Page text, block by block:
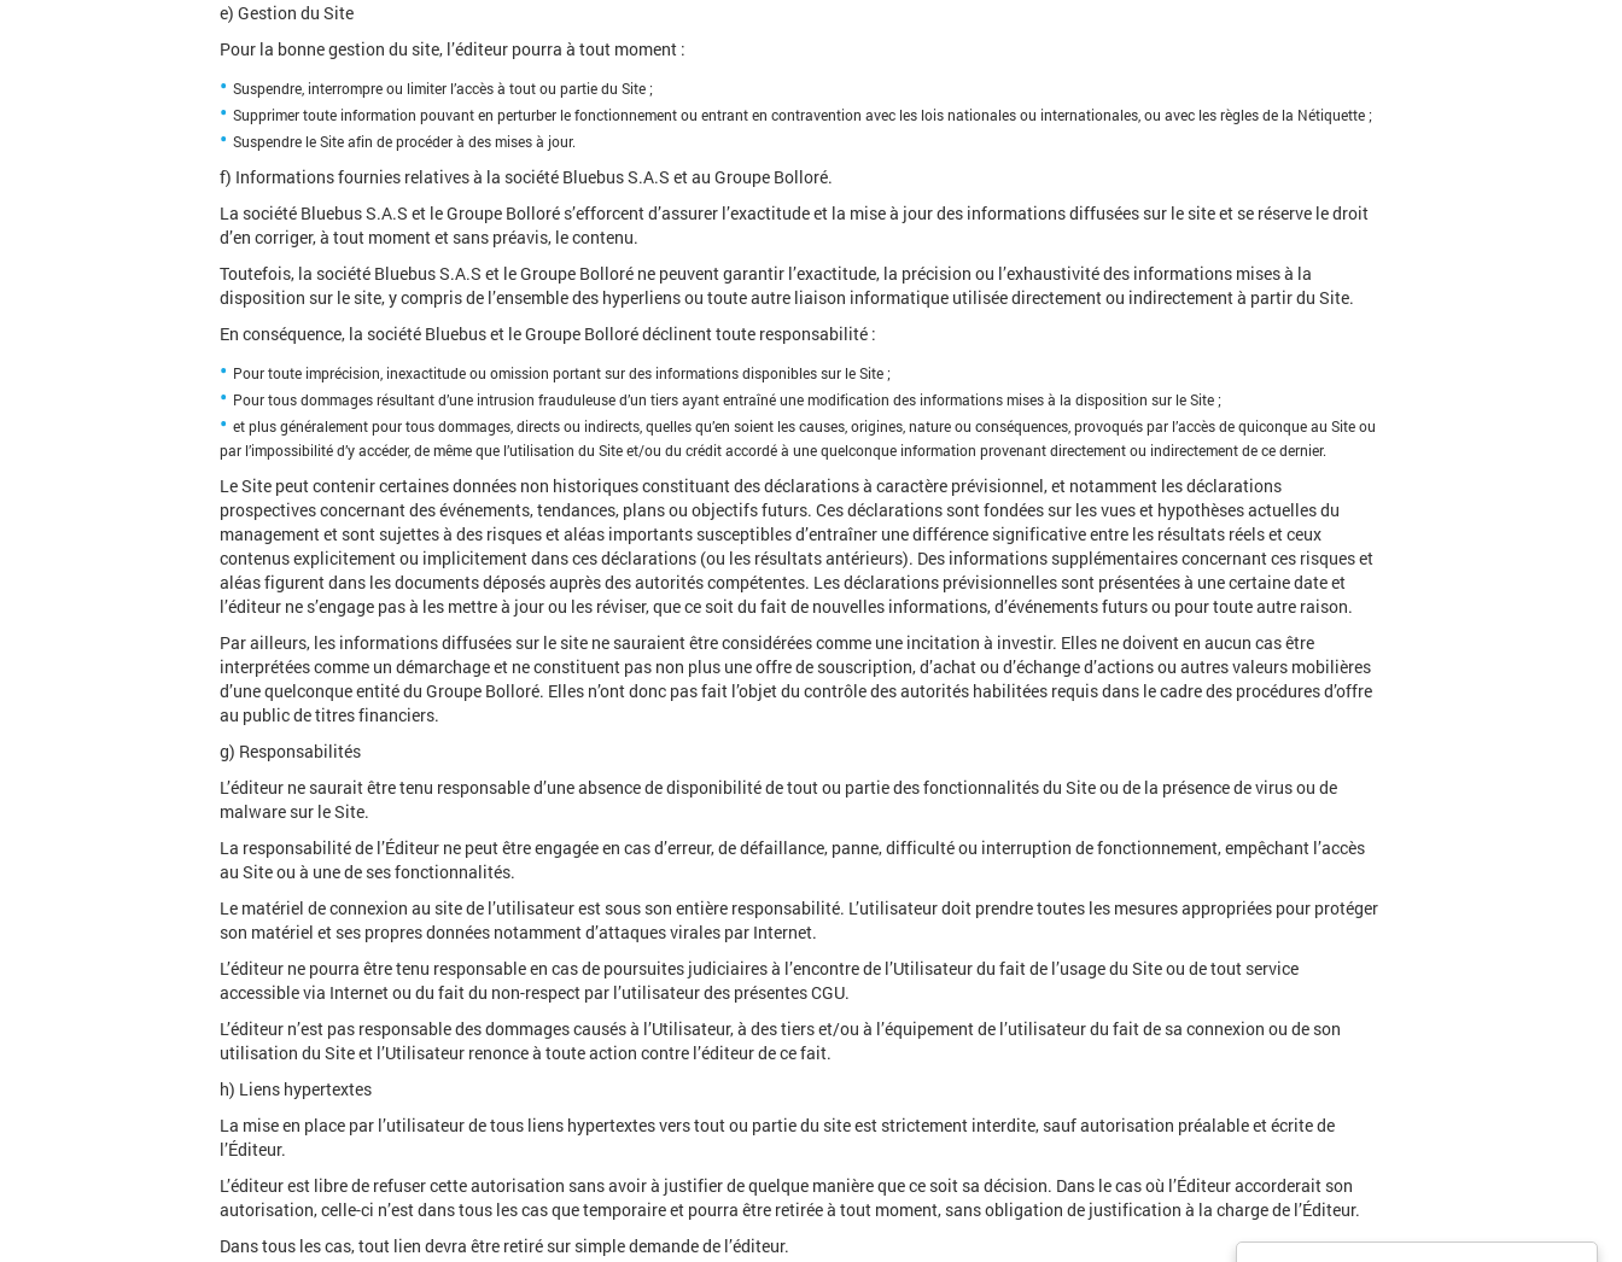
e) Gestion du Site
Pour la bonne gestion du site, l’éditeur pourra à tout moment :
Suspendre, interrompre ou limiter l’accès à tout ou partie du Site ;
Supprimer toute information pouvant en perturber le fonctionnement ou entrant en contravention avec les lois nationales ou internationales, ou avec les règles de la Nétiquette ;
Suspendre le Site afin de procéder à des mises à jour.
f) Informations fournies relatives à la société Bluebus S.A.S et au Groupe Bolloré.
La société Bluebus S.A.S et le Groupe Bolloré s’efforcent d’assurer l’exactitude et la mise à jour des informations diffusées sur le site et se réserve le droit
d’en corriger, à tout moment et sans préavis, le contenu.
Toutefois, la société Bluebus S.A.S et le Groupe Bolloré ne peuvent garantir l’exactitude, la précision ou l’exhaustivité des informations mises à la
disposition sur le site, y compris de l’ensemble des hyperliens ou toute autre liaison informatique utilisée directement ou indirectement à partir du Site.
En conséquence, la société Bluebus et le Groupe Bolloré déclinent toute responsabilité :
Pour toute imprécision, inexactitude ou omission portant sur des informations disponibles sur le Site ;
Pour tous dommages résultant d’une intrusion frauduleuse d’un tiers ayant entraîné une modification des informations mises à la disposition sur le Site ;
et plus généralement pour tous dommages, directs ou indirects, quelles qu’en soient les causes, origines, nature ou conséquences, provoqués par l’accès de quiconque au Site ou
par l’impossibilité d’y accéder, de même que l’utilisation du Site et/ou du crédit accordé à une quelconque information provenant directement ou indirectement de ce dernier.
Le Site peut contenir certaines données non historiques constituant des déclarations à caractère prévisionnel, et notamment les déclarations
prospectives concernant des événements, tendances, plans ou objectifs futurs. Ces déclarations sont fondées sur les vues et hypothèses actuelles du
management et sont sujettes à des risques et aléas importants susceptibles d’entraîner une différence significative entre les résultats réels et ceux
contenus explicitement ou implicitement dans ces déclarations (ou les résultats antérieurs). Des informations supplémentaires concernant ces risques et
aléas figurent dans les documents déposés auprès des autorités compétentes. Les déclarations prévisionnelles sont présentées à une certaine date et
l’éditeur ne s’engage pas à les mettre à jour ou les réviser, que ce soit du fait de nouvelles informations, d’événements futurs ou pour toute autre raison.
Par ailleurs, les informations diffusées sur le site ne sauraient être considérées comme une incitation à investir. Elles ne doivent en aucun cas être
interprétées comme un démarchage et ne constituent pas non plus une offre de souscription, d’achat ou d’échange d’actions ou autres valeurs mobilières
d’une quelconque entité du Groupe Bolloré. Elles n’ont donc pas fait l’objet du contrôle des autorités habilitées requis dans le cadre des procédures d’offre
au public de titres financiers.
g) Responsabilités
L’éditeur ne saurait être tenu responsable d’une absence de disponibilité de tout ou partie des fonctionnalités du Site ou de la présence de virus ou de
malware sur le Site.
La responsabilité de l’Éditeur ne peut être engagée en cas d’erreur, de défaillance, panne, difficulté ou interruption de fonctionnement, empêchant l’accès
au Site ou à une de ses fonctionnalités.
Le matériel de connexion au site de l’utilisateur est sous son entière responsabilité. L’utilisateur doit prendre toutes les mesures appropriées pour protéger
son matériel et ses propres données notamment d’attaques virales par Internet.
L’éditeur ne pourra être tenu responsable en cas de poursuites judiciaires à l’encontre de l’Utilisateur du fait de l’usage du Site ou de tout service
accessible via Internet ou du fait du non-respect par l’utilisateur des présentes CGU.
L’éditeur n’est pas responsable des dommages causés à l’Utilisateur, à des tiers et/ou à l’équipement de l’utilisateur du fait de sa connexion ou de son
utilisation du Site et l’Utilisateur renonce à toute action contre l’éditeur de ce fait.
h) Liens hypertextes
La mise en place par l’utilisateur de tous liens hypertextes vers tout ou partie du site est strictement interdite, sauf autorisation préalable et écrite de
l’Éditeur.
L’éditeur est libre de refuser cette autorisation sans avoir à justifier de quelque manière que ce soit sa décision. Dans le cas où l’Éditeur accorderait son
autorisation, celle-ci n’est dans tous les cas que temporaire et pourra être retirée à tout moment, sans obligation de justification à la charge de l’Éditeur.
Dans tous les cas, tout lien devra être retiré sur simple demande de l’éditeur.